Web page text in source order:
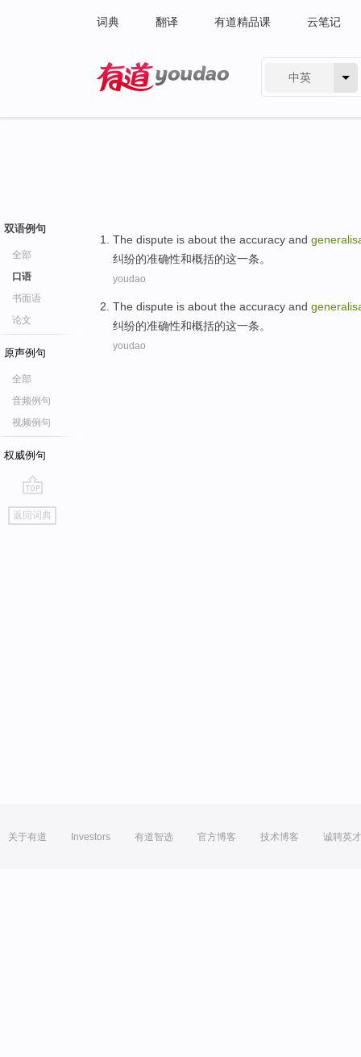
词典 翻译 有道精品课 云笔记
中英
双语例句
全部
口语
书面语
论文
原声例句
全部
音频例句
视频例句
权威例句
go
top
返回词典
The dispute is about the accuracy and
纠纷的准确性和概括的这一条。
youdao
The dispute is about the accuracy and
纠纷的准确性和概括的这一条。
youdao
关于有道 Investors 有道智选 官方博客 技术博客 诚聘英才